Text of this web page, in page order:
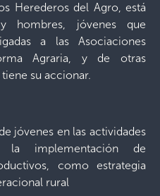
Herederos del Agro, está
hombres, jóvenes que
a las Asociaciones
Agraria, y de otras
su accionar.
jóvenes en las actividades
la implementación de
como estrategia
rural